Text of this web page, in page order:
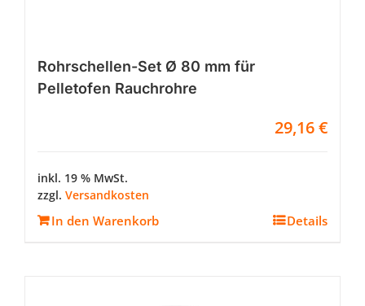
Rohrschellen-Set Ø 80 mm für
Pelletofen Rauchrohre
29,16€
inkl. 19 % MwSt.
zzgl. Versandkosten
In den Warenkorb Details